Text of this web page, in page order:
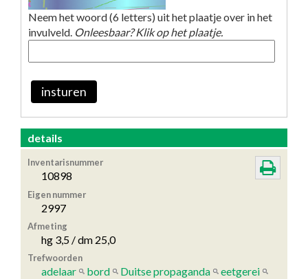
Neem het woord (6 letters) uit het plaatje over in het
invulveld. Onleesbaar? Klik op het plaatje.
insturen
details
Inventarisnummer
10898
Eigen nummer
2997
Afmeting
hg 3,5 / dm 25,0
Trefwoorden
adelaar bord Duitse propaganda
eetgerei